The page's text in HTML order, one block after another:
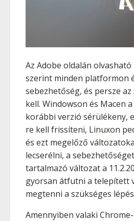
Az Adobe oldalán
szerint minden platformon
sebezhetőség, és persze
kell. Windowson és Macen a
korábbi verzió sérülékeny,
re kell frissíteni, Linuxon
és ezt megelőző
lecserélni, a
tartalmazó változat a
gyorsan átfutni a telepített
megtenni a szükséges
Amennyiben valaki